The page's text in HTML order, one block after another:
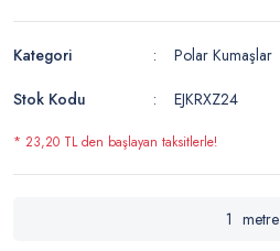
Kategori
Polar Kumaşlar
Stok Kodu
EJKRXZ24
* 23,20 TL den başlayan taksitlerle!
metre